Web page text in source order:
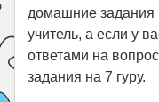
домашние задания
учитель, а если у
ответами на
задания на 7 гуру.